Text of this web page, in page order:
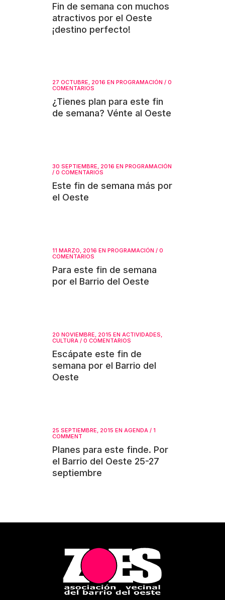
Fin de semana con muchos
atractivos por el Oeste
¡destino perfecto!
27 OCTUBRE, 2016 EN PROGRAMACIÓN / 0
COMENTARIOS
¿Tienes plan para este fin
de semana? Vénte al Oeste
30 SEPTIEMBRE, 2016 EN PROGRAMACIÓN
/ 0 COMENTARIOS
Este fin de semana más por
el Oeste
11 MARZO, 2016 EN PROGRAMACIÓN / 0
COMENTARIOS
Para este fin de semana
por el Barrio del Oeste
20 NOVIEMBRE, 2015 EN ACTIVIDADES,
CULTURA / 0 COMENTARIOS
Escápate este fin de
semana por el Barrio del
Oeste
25 SEPTIEMBRE, 2015 EN AGENDA / 1
COMMENT
Planes para este finde. Por
el Barrio del Oeste 25-27
septiembre